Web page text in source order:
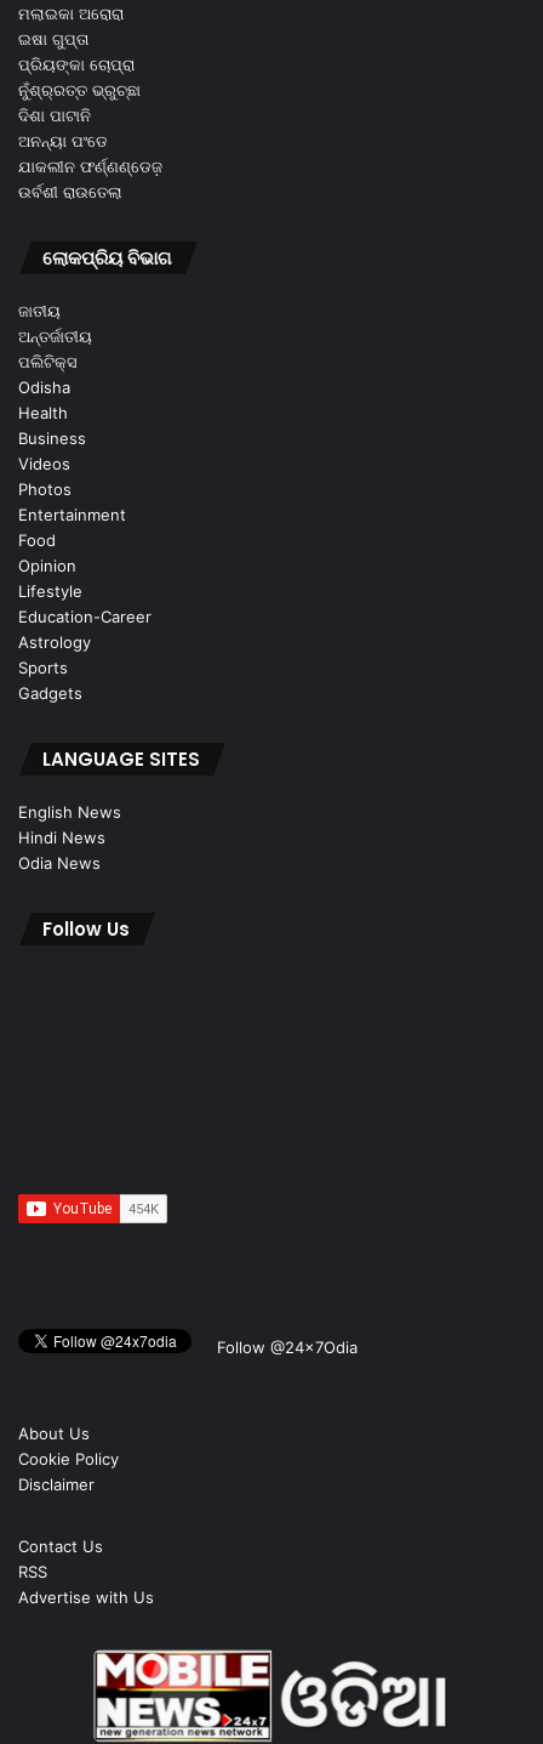
ମଲାଇକା ଅରୋରା
ଇଷା ଗୁପ୍ତା
ପ୍ରିୟଙ୍କା ଚୋପ୍ରା
ନୁଁଶ୍ର୍ରତ୍ତ ଭ୍ରୁଚ୍ଛା
ଦିଶା ପାଟାନି
ଅନନ୍ୟା ପଂଡେ
ଯାକଲୀନ ଫର୍ଣ୍ଣଣ୍ଡେଜ଼
ଉର୍ବଶୀ ରାଉତେଲା
ଲୋକପ୍ରିୟ ବିଭାଗ
ଜାତୀୟ
ଅନ୍ତର୍ଜାତୀୟ
ପଲିଟିକ୍ସ
Odisha
Health
Business
Videos
Photos
Entertainment
Food
Opinion
Lifestyle
Education-Career
Astrology
Sports
Gadgets
LANGUAGE SITES
English News
Hindi News
Odia News
Follow Us
Follow @24x7Odia
About Us
Cookie Policy
Disclaimer
Contact Us
RSS
Advertise with Us